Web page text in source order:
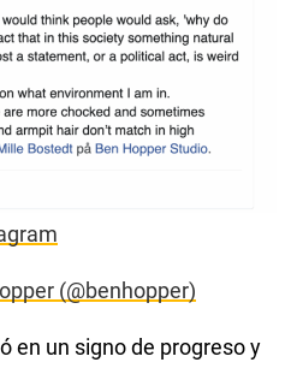
(@benhopper)
en un signo de progreso y